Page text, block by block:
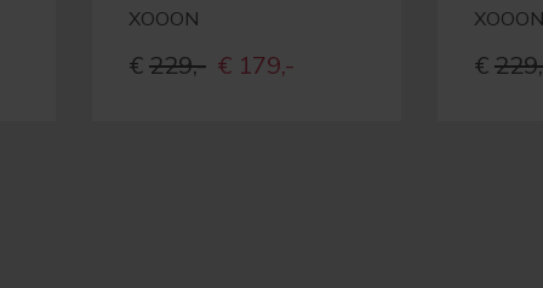
XOOON
€ 229,- Oorspronkelijke
€ 179,-
XOOON
€